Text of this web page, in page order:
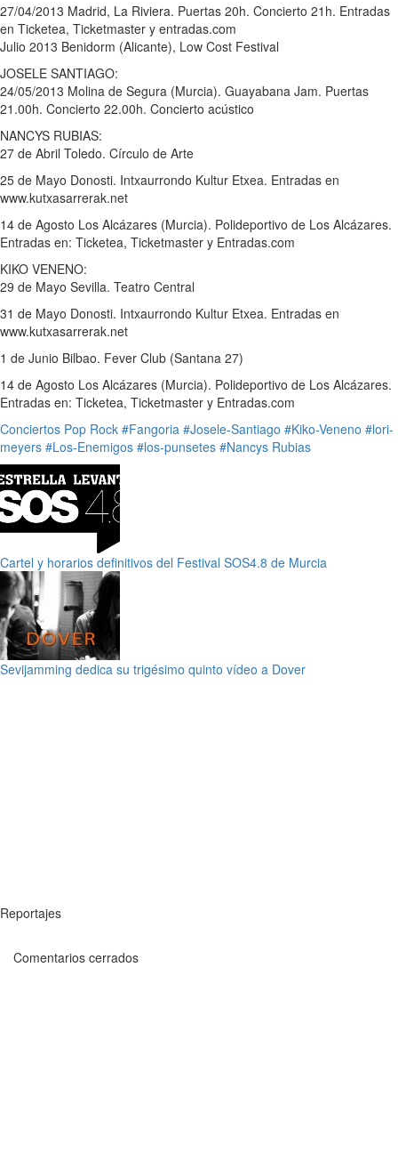
27/04/2013 Madrid, La Riviera. Puertas 20h. Concierto 21h. Entradas
en Ticketea, Ticketmaster y entradas.com
Julio 2013 Benidorm (Alicante), Low Cost Festival
JOSELE SANTIAGO:
24/05/2013 Molina de Segura (Murcia). Guayabana Jam. Puertas
21.00h. Concierto 22.00h. Concierto acústico
NANCYS RUBIAS:
27 de Abril Toledo. Círculo de Arte
25 de Mayo Donosti. Intxaurrondo Kultur Etxea. Entradas en
www.kutxasarrerak.net
14 de Agosto Los Alcázares (Murcia). Polideportivo de Los Alcázares.
Entradas en: Ticketea, Ticketmaster y Entradas.com
KIKO VENENO:
29 de Mayo Sevilla. Teatro Central
31 de Mayo Donosti. Intxaurrondo Kultur Etxea. Entradas en
www.kutxasarrerak.net
1 de Junio Bilbao. Fever Club (Santana 27)
14 de Agosto Los Alcázares (Murcia). Polideportivo de Los Alcázares.
Entradas en: Ticketea, Ticketmaster y Entradas.com
Conciertos Pop Rock #Fangoria #Josele-Santiago #Kiko-Veneno #lori-
meyers #Los-Enemigos #los-punsetes #Nancys Rubias
Cartel y horarios definitivos del Festival SOS4.8 de Murcia
Sevijamming dedica su trigésimo quinto vídeo a Dover
Reportajes
Comentarios cerrados